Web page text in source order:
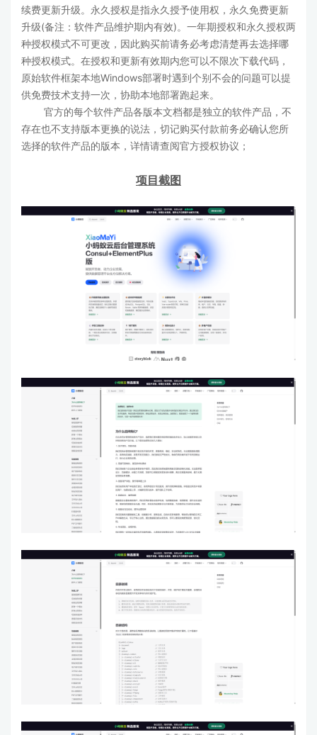
续费更新升级。永久授权是指永久授予使用权，永久免费更新
升级(备注：软件产品维护期内有效)。一年期授权和永久授权两
种授权模式不可更改，因此购买前请务必考虑清楚再去选择哪
种授权模式。在授权和更新有效期内您可以不限次下载代码，
原始软件框架本地Windows部署时遇到个别不会的问题可以提
供免费技术支持一次，协助本地部署跑起来。
官方的每个软件产品各版本文档都是独立的软件产品，不
存在也不支持版本更换的说法，切记购买付款前务必确认您所
选择的软件产品的版本，详情请查阅官方授权协议；
项目截图